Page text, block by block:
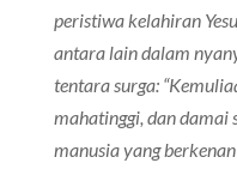
peristiwa kelahiran
antara lain dalam
tentara surga:
mahatinggi, dan damai
manusia yang